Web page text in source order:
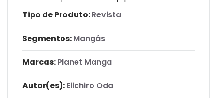
Tipo de Produto:Revista
Segmentos:Mangás
Marcas:Planet Manga
Autor(es):Eiichiro Oda